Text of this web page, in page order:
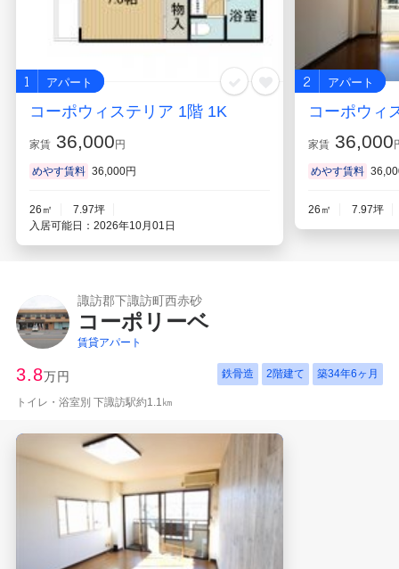
1 アパート
コーポウィステリア 1階 1K
家賃 36,000 円
めやす賃料 36,000円
26㎡
7.97坪
入居可能日：2026年10月01日
2 アパート
コーポウィ
家賃 36,000
めやす賃料
26㎡ 7.97坪
諏訪郡下諏訪町西赤砂
コーポリーベ
賃貸アパート
3.8万円 鉄骨造 2階建て 築34年6ヶ月
トイレ・浴室別 下諏訪駅約1.1㎞